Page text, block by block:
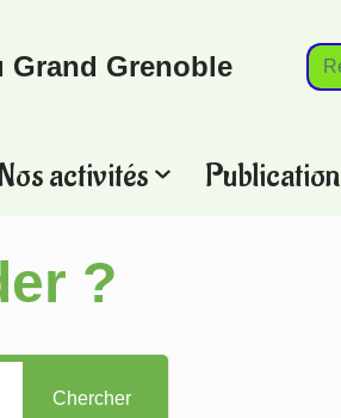
Grand Grenoble
activités
?
Chercher